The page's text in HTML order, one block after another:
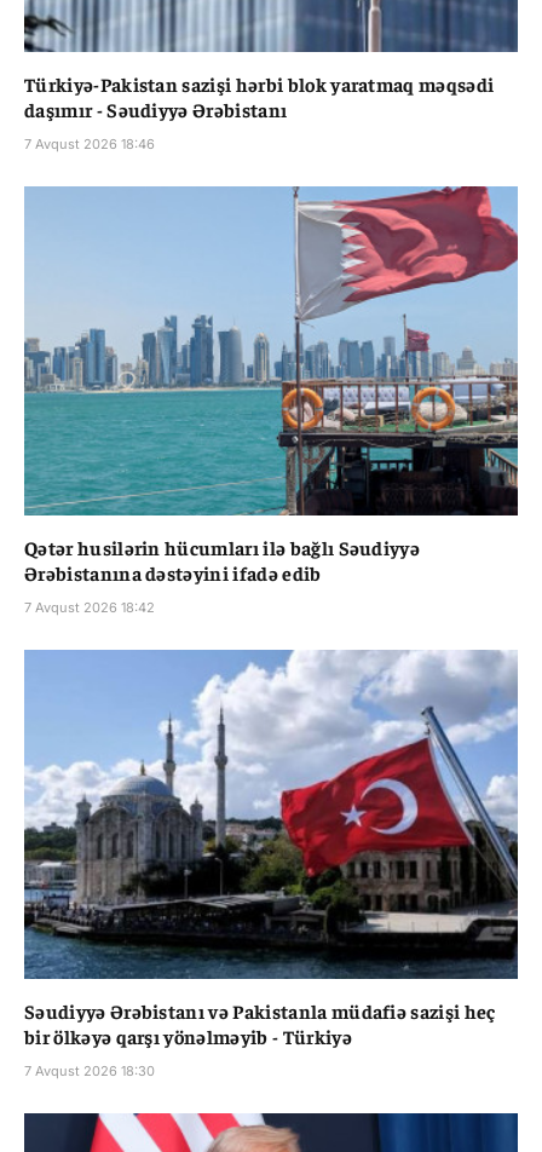
Türkiyə-Pakistan sazişi hərbi blok yaratmaq məqsədi
daşımır - Səudiyyə Ərəbistanı
7 Avqust 2026 18:46
Qətər husilərin hücumları ilə bağlı Səudiyyə
Ərəbistanına dəstəyini ifadə edib
7 Avqust 2026 18:42
Səudiyyə Ərəbistanı və Pakistanla müdafiə sazişi heç
bir ölkəyə qarşı yönəlməyib - Türkiyə
7 Avqust 2026 18:30